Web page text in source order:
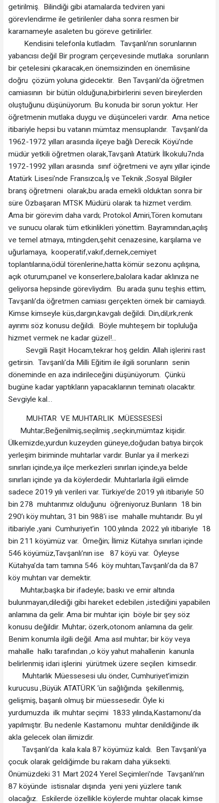
getirilmiş. Bilindiği gibi atamalarda tedviren yani
görevlendirme ile getirilenler daha sonra resmen bir
kararnameyle asaleten bu göreve getirilirler.
Kendisini telefonla kutladım. Tavşanlı’nın sorunlarının
yabancısı değil Bir program çerçevesinde mutlaka sorunların
bir çetelesini çıkaracak,en önemsizinden en önemlisine
doğru çözüm yoluna gidecektir. Ben Tavşanlı’da öğretmen
camiasının bir bütün olduğuna,birbirlerini seven bireylerden
oluştuğunu düşünüyorum. Bu konuda bir sorun yoktur. Her
öğretmenin mutlaka duygu ve düşünceleri vardır. Ama netice
itibariyle hepsi bu vatanın mümtaz mensuplarıdır. Tavşanlı’da
1962-1972 yılları arasında ilçeye bağlı Derecik Köyü’nde
müdür yetkili öğretmen olarak,Tavşanlı Atatürk İlkokulu7nda
1972-1992 yılları arasında sınıf öğretmeni ve aynı yıllar içinde
Atatürk Lisesi’nde Fransızca,İş ve Teknik ,Sosyal Bilgiler
branş öğretmeni olarak,bu arada emekli olduktan sonra bir
süre Özbaşaran MTSK Müdürü olarak ta hizmet verdim.
Ama bir görevim daha vardı; Protokol Amiri,Tören komutanı
ve sunucu olarak tüm etkinlikleri yönettim. Bayramından,açılış
ve temel atmaya, mtingden,şehit cenazesine, karşılama ve
uğurlamaya, kooperatif,vakıf,dernek,cemiyet
toplantılarına,ödül törenlerine,hatta kömür sezonu açılışına,
açık oturum,panel ve konserlere,balolara kadar aklınıza ne
geliyorsa hepsinde görevliydim. Bu arada şunu teşhis ettim,
Tavşanlı’da öğretmen camiası gerçekten örnek bir camiaydı.
Kimse kimseyle küs,dargın,kavgalı değildi. Din,dil,ırk,renk
ayırımı söz konusu değildi. Böyle muhteşem bir topluluğa
hizmet vermek ne kadar güzel!...
Sevgili Raşit Hocam,tekrar hoş geldin. Allah işlerini rast
getirsin. Tavşanlı’da Milli Eğitim ile ilgili sorunların senin
döneminde en aza indirileceğini düşünüyorum. Çünkü
bugüne kadar yaptıkların yapacaklarının teminatı olacaktır.
Sevgiyle kal…
MUHTAR VE MUHTARLIK MÜESSESESİ
Muhtar;Beğenilmiş,seçilmiş ,seçkin,mümtaz kişidir.
Ülkemizde,yurdun kuzeyden güneye,doğudan batıya birçok
yerleşim biriminde muhtarlar vardır. Bunlar ya il merkezi
sınırları içinde,ya ilçe merkezleri sınırları içinde,ya belde
sınırları içinde ya da köylerdedir. Muhtarlarla ilgili elimde
sadece 2019 yılı verileri var. Türkiye’de 2019 yılı itibariyle 50
bin 278 muhtarımız olduğunu öğreniyoruz.Bunların 18 bin
290’ı köy muhtarı, 31 bin 988’i ise mahalle muhtarıdır. Bu yıl
itibariyle ,yani Cumhuriyet’in 100.yılında 2022 yılı itibariyle 18
bin 211 köyümüz var. Örneğin; İlimiz Kütahya sınırları içinde
546 köyümüz,Tavşanlı’nın ise 87 köyü var. Öyleyse
Kütahya’da tam tamına 546 köy muhtarı,Tavşanlı’da da 87
köy muhtarı var demektir.
Muhtar,başka bir ifadeyle; baskı ve emir altında
bulunmayan,dilediği gibi hareket edebilen ,istediğini yapabilen
anlamına da gelir. Ama bir muhtar için böyle bir şey söz
konusu değildir. Muhtar; özerk,otonom anlamına da gelir.
Benim konumla ilgili değil. Ama asıl muhtar; bir köy veya
mahalle halkı tarafından ,o köy yahut mahallenin kanunla
belirlenmiş idari işlerini yürütmek üzere seçilen kimsedir.
Muhtarlık Müessesesi ulu önder, Cumhuriyet’imizin
kurucusu ,Büyük ATATÜRK ‘ün sağlığında şekillenmiş,
gelişmiş, başarılı olmuş bir müessesedir. Öyle ki
yurdumuzda ilk muhtar seçimi 1833 yılında,Kastamonu’da
yapılmıştır. Bu nedenle Kastamonu muhtar denildiğinde ilk
akla gelecek olan ilimizdir.
Tavşanlı’da kala kala 87 köyümüz kaldı. Ben Tavşanlı’ya
çocuk olarak geldiğimde bu rakam daha yüksekti.
Önümüzdeki 31 Mart 2024 Yerel Seçimleri’nde Tavşanlı’nın
87 köyünde istisnalar dışında yeni yeni yüzlere tanık
olacağız. Eskilerde özellikle köylerde muhtar olacak kimse